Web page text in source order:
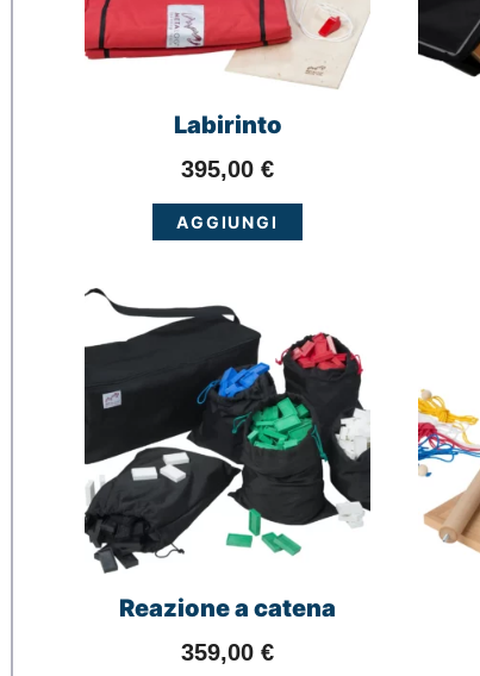
Labirinto
395,00 €
AGGIUNGI
Reazione a catena
359,00 €